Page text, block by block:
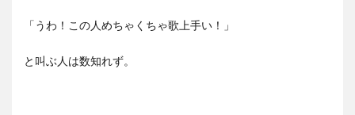
「うわ！この人めちゃくちゃ歌上手い！」
と叫ぶ人は数知れず。